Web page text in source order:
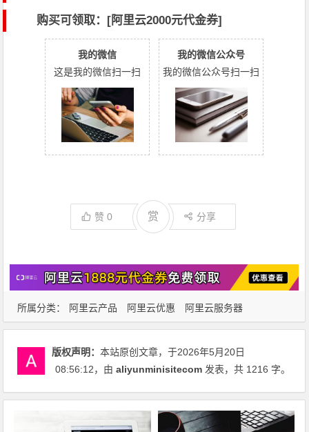
购买可领取：[阿里云2000元代金券]
我的微信
这是我的微信扫一扫
我的微信公众号
我的微信公众号扫一扫
赞0 赏 分享
所属分类： 阿里云产品 阿里云优惠 阿里云服务器
版权声明：本站原创文章，于2026年5月20日
08:56:12，由aliyunminisitecom 发表，共 1216 字。